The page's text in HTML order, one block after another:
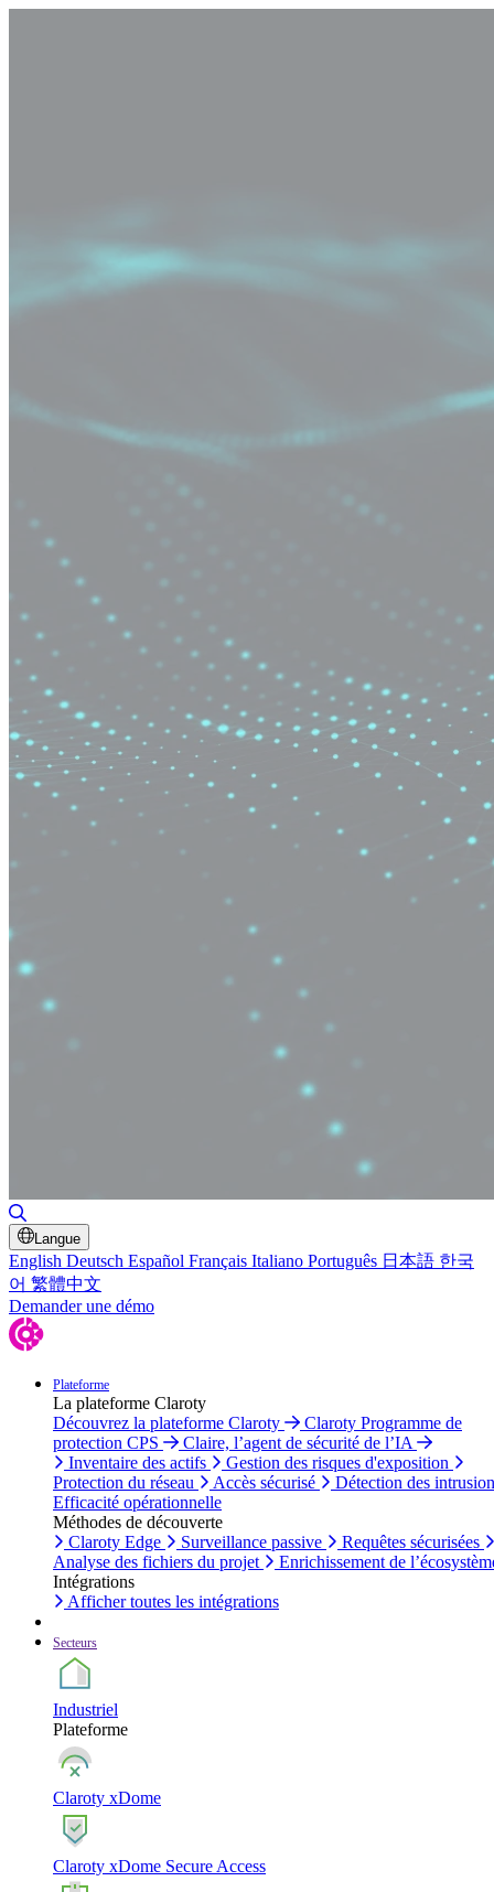
Langue
English Deutsch Español Français Italiano Português 日本語 한국
어 繁體中文
Demander une démo
Plateforme
La plateforme Claroty
Découvrez la plateforme Claroty
Claroty Programme de
protection CPS
Claire, l’agent de sécurité de l’IA
Inventaire des actifs
Gestion des risques d'exposition
Protection du réseau
Accès sécurisé
Détection des
Efficacité opérationnelle
Méthodes de découverte
Claroty Edge
Surveillance passive
Requêtes sécurisées
Analyse des fichiers du projet
Enrichissement de
Intégrations
Afficher toutes les intégrations
Secteurs
Industriel
Plateforme
Claroty xDome
Claroty xDome Secure Access